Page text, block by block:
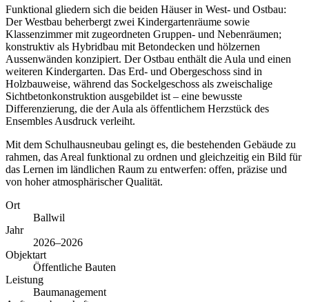
Funktional gliedern sich die beiden Häuser in West- und Ostbau:
Der Westbau beherbergt zwei Kindergartenräume sowie
Klassenzimmer mit zugeordneten Gruppen- und Nebenräumen;
konstruktiv als Hybridbau mit Betondecken und hölzernen
Aussenwänden konzipiert. Der Ostbau enthält die Aula und einen
weiteren Kindergarten. Das Erd- und Obergeschoss sind in
Holzbauweise, während das Sockelgeschoss als zweischalige
Sichtbetonkonstruktion ausgebildet ist – eine bewusste
Differenzierung, die der Aula als öffentlichem Herzstück des
Ensembles Ausdruck verleiht.
Mit dem Schulhausneubau gelingt es, die bestehenden Gebäude zu
rahmen, das Areal funktional zu ordnen und gleichzeitig ein Bild für
das Lernen im ländlichen Raum zu entwerfen: offen, präzise und
von hoher atmosphärischer Qualität.
Ort
Ballwil
Jahr
2026–2026
Objektart
Öffentliche Bauten
Leistung
Baumanagement